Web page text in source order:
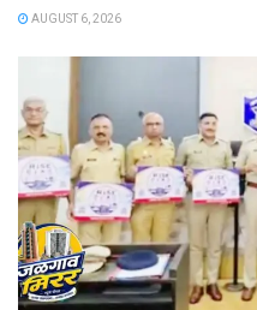
AUGUST 6, 2026